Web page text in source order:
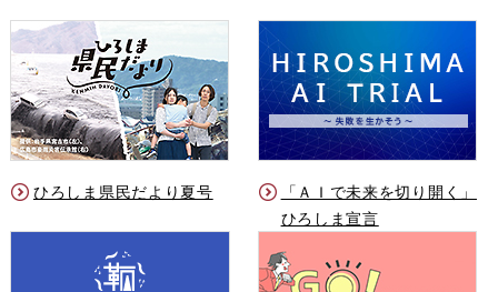
ひろしま県民だより夏号
「ＡＩで未来を切り開く」
ひろしま宣言